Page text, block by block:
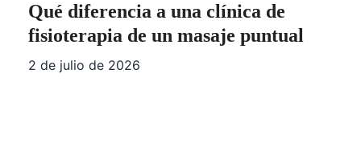
Qué diferencia a una clínica de
fisioterapia de un masaje puntual
2 de julio de 2026